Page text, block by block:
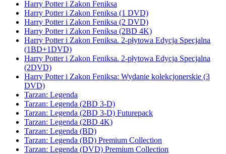
Harry Potter i Zakon Feniksa
Harry Potter i Zakon Feniksa (1 DVD)
Harry Potter i Zakon Feniksa (2 DVD)
Harry Potter i Zakon Feniksa (2BD 4K)
Harry Potter i Zakon Feniksa. 2-płytowa Edycja Specjalna
(1BD+1DVD)
Harry Potter i Zakon Feniksa. 2-płytowa Edycja Specjalna
(2DVD)
Harry Potter i Zakon Feniksa: Wydanie kolekcjonerskie (3
DVD)
Tarzan: Legenda
Tarzan: Legenda (2BD 3-D)
Tarzan: Legenda (2BD 3-D) Futurepack
Tarzan: Legenda (2BD 4K)
Tarzan: Legenda (BD)
Tarzan: Legenda (BD) Premium Collection
Tarzan: Legenda (DVD) Premium Collection